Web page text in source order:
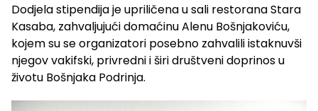
Dodjela stipendija je upriličena u sali restorana Stara
Kasaba, zahvaljujući domaćinu Alenu Bošnjakoviću,
kojem su se organizatori posebno zahvalili istaknuvši
njegov vakifski, privredni i širi društveni doprinos u
životu Bošnjaka Podrinja.